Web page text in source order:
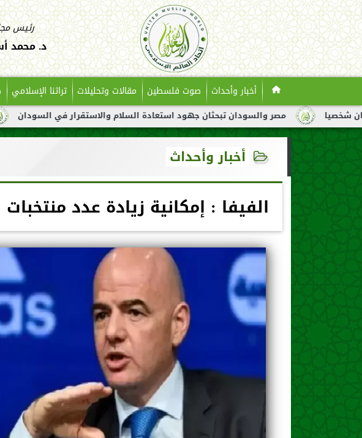
رئيس
د. محمد
أخبار وأحداث صوت فلسطين مقالات وتحليلات تراثنا الإسلامي
”ملاك مصر والسودان تبحثان جهود استعادة السلام والاستقرار في السودان
أخبار وأحداث
الفيفا : إمكانية زيادة عدد